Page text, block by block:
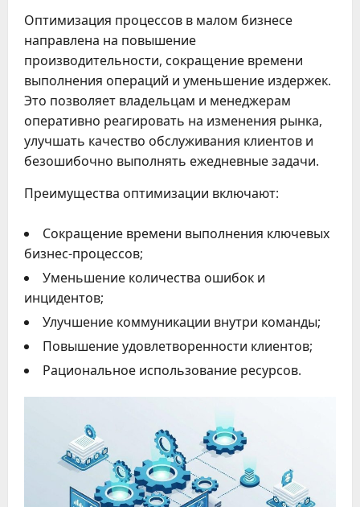
Оптимизация процессов в малом бизнесе
направлена на повышение
производительности, сокращение времени
выполнения операций и уменьшение издержек.
Это позволяет владельцам и менеджерам
оперативно реагировать на изменения рынка,
улучшать качество обслуживания клиентов и
безошибочно выполнять ежедневные задачи.
Преимущества оптимизации включают:
Сокращение времени выполнения ключевых
бизнес-процессов;
Уменьшение количества ошибок и
инцидентов;
Улучшение коммуникации внутри команды;
Повышение удовлетворенности клиентов;
Рациональное использование ресурсов.